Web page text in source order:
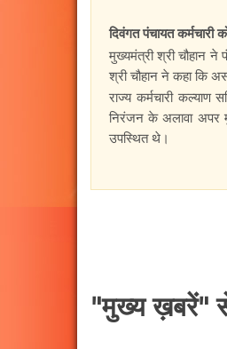
दिवंगत पंचायत कर्मचारी
मुख्यमंत्री श्री चौहान ने
श्री चौहान ने कहा कि
राज्य कर्मचारी कल्याण
निरंजन के अलावा अपर
उपस्थित थे।
"मुख्य ख़बरें"